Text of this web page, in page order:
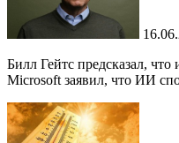
Билл Гейтс предсказал,
Microsoft заявил, что ИИ